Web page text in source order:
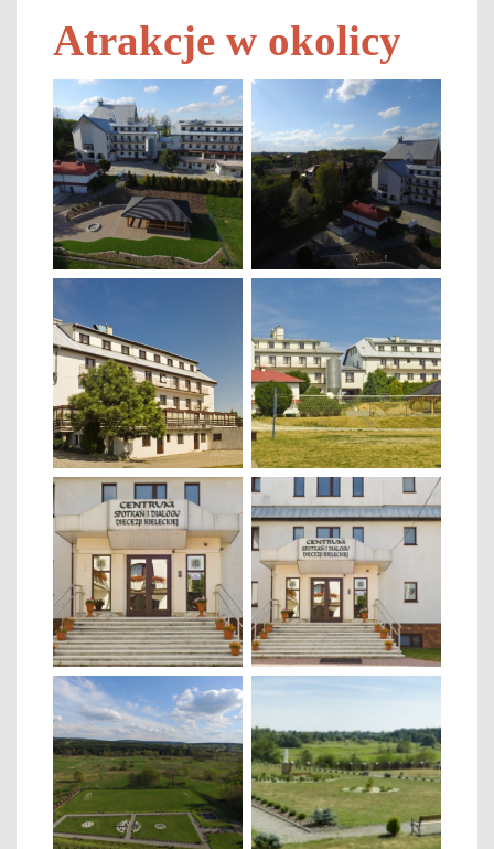
Atrakcje w okolicy